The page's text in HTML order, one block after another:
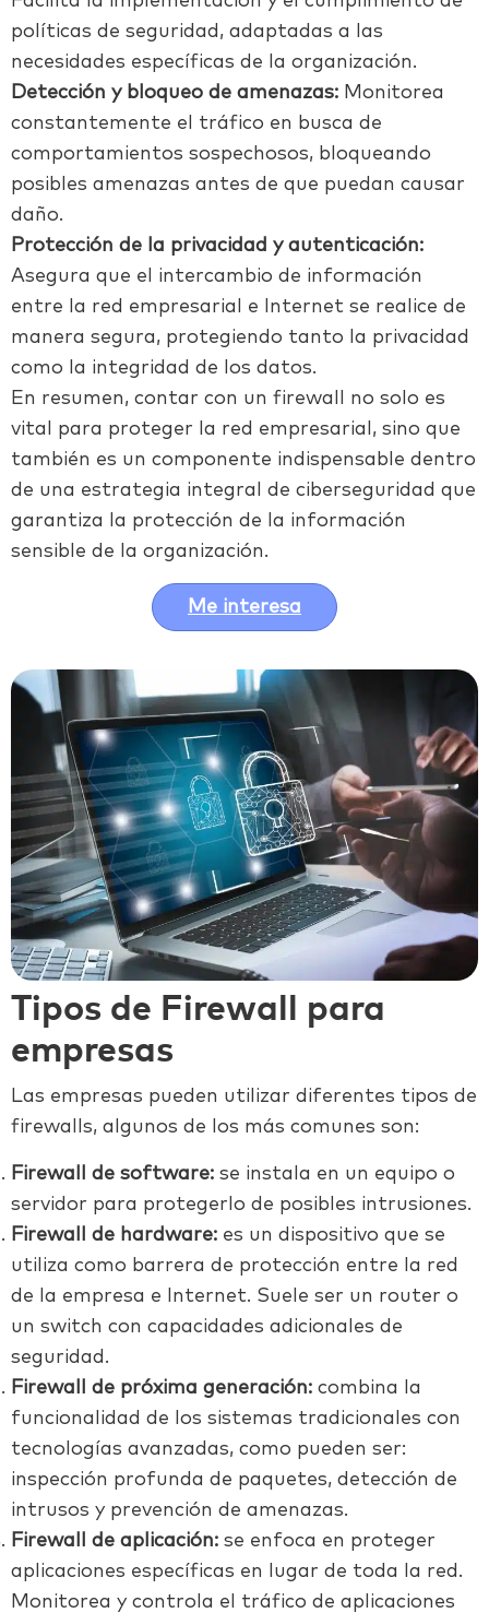
políticas de seguridad, adaptadas a las
necesidades específicas de la organización.
Detección y bloqueo de amenazas: Monitorea
constantemente el tráfico en busca de
comportamientos sospechosos, bloqueando
posibles amenazas antes de que puedan causar
daño.
Protección de la privacidad y autenticación:
Asegura que el intercambio de información
entre la red empresarial e Internet se realice de
manera segura, protegiendo tanto la privacidad
como la integridad de los datos.
En resumen, contar con un firewall no solo es
vital para proteger la red empresarial, sino que
también es un componente indispensable dentro
de una estrategia integral de ciberseguridad que
garantiza la protección de la información
sensible de la organización.
Me interesa
Tipos de Firewall para
empresas
Las empresas pueden utilizar diferentes tipos de
firewalls, algunos de los más comunes son:
Firewall de software: se instala en un equipo o
servidor para protegerlo de posibles intrusiones.
Firewall de hardware: es un dispositivo que se
utiliza como barrera de protección entre la red
de la empresa e Internet. Suele ser un router o
un switch con capacidades adicionales de
seguridad.
Firewall de próxima generación: combina la
funcionalidad de los sistemas tradicionales con
tecnologías avanzadas, como pueden ser:
inspección profunda de paquetes, detección de
intrusos y prevención de amenazas.
Firewall de aplicación: se enfoca en proteger
aplicaciones específicas en lugar de toda la red.
Monitorea y controla el tráfico de aplicaciones